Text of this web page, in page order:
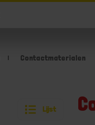
Contactmaterialen
Lijst